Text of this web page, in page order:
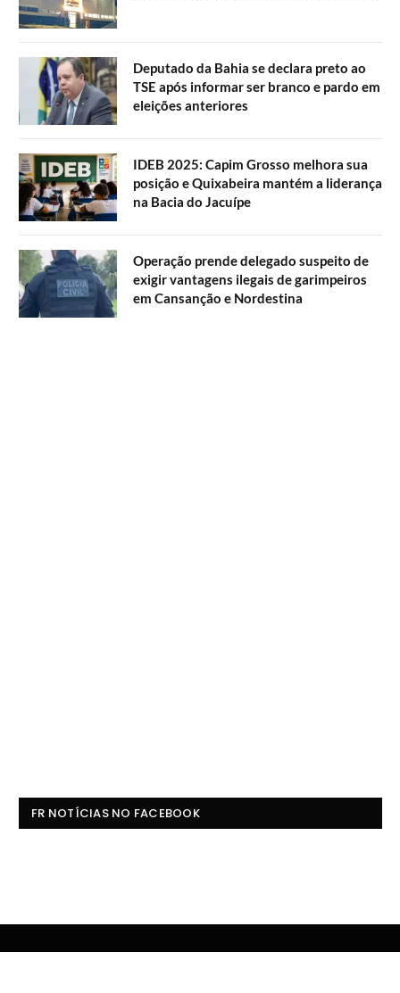
Deputado da Bahia se declara preto ao
TSE após informar ser branco e pardo em
eleições anteriores
IDEB 2025: Capim Grosso melhora sua
posição e Quixabeira mantém a liderança
na Bacia do Jacuípe
Operação prende delegado suspeito de
exigir vantagens ilegais de garimpeiros
em Cansanção e Nordestina
FR NOTÍCIAS NO FACEBOOK